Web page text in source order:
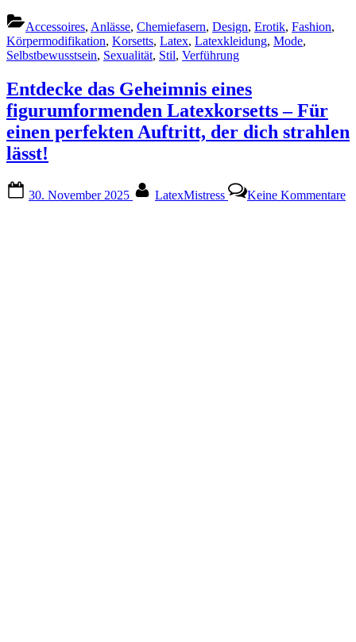
Accessoires, Anlässe, Chemiefasern, Design, Erotik, Fashion,
Körpermodifikation, Korsetts, Latex, Latexkleidung, Mode,
Selbstbewusstsein, Sexualität, Stil, Verführung
Entdecke das Geheimnis eines
figurumformenden Latexkorsetts – Für
einen perfekten Auftritt, der dich strahlen
lässt!
on
30. November 2025 LatexMistress Keine Kommentare